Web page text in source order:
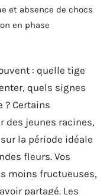
et absence de chocs
en phase
: quelle tige
quels signes
? Certains
des jeunes racines,
la période idéale
fleurs. Vos
moins fructueuses,
partagé. Les